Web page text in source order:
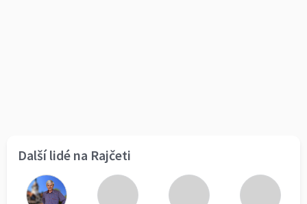
Další lidé na Rajčeti